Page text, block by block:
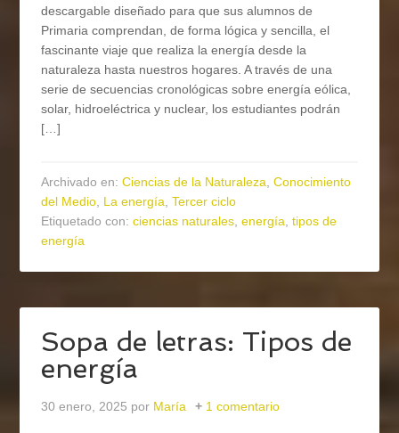
descargable diseñado para que sus alumnos de
Primaria comprendan, de forma lógica y sencilla, el
fascinante viaje que realiza la energía desde la
naturaleza hasta nuestros hogares. A través de una
serie de secuencias cronológicas sobre energía eólica,
solar, hidroeléctrica y nuclear, los estudiantes podrán
[…]
Archivado en:Ciencias de la Naturaleza,Conocimiento
del Medio, La energía,Tercer ciclo
Etiquetado con:ciencias naturales,energía,tipos de
energía
Sopa de letras: Tipos de
energía
30 enero, 2025 por María 1 comentario